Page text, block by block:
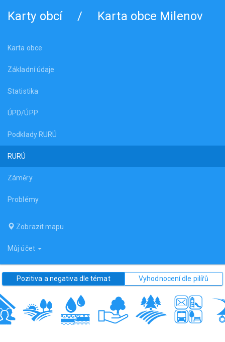
Karty obcí / Karta obce Milenov
Karta obce
Základní údaje
Statistika
ÚPD/ÚPP
Podklady RURÚ
RURÚ
Záměry
Problémy
Zobrazit mapu
Můj účet
Pozitiva a negativa dle témat Vyhodnocení dle pilířů